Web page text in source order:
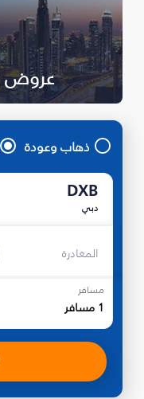
عروض
ذهاب وعودة
DXB
دبي
المغادرة
مسافر
1 مسافر